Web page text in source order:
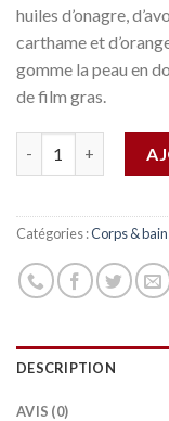
huiles d’onagre,
carthame et
gomme la peau en
de film gras.
Catégories :Corps &
DESCRIPTION
AVIS (0)